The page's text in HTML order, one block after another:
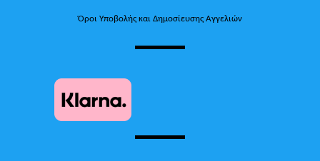
Όροι Υποβολής και Δημοσίευσης Αγγελιών